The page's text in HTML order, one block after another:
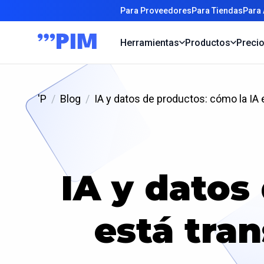
Para ProveedoresPara TiendasPara
Herramientas Productos
'P Blog IA y datos de productos: cómo la
IA y datos
está